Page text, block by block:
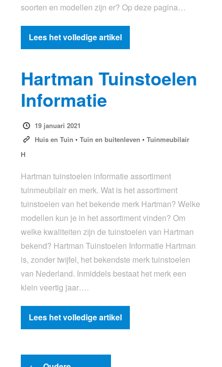
soorten en modellen zijn er? Op deze pagina…
Lees het volledige artikel
Hartman Tuinstoelen
Informatie
19 januari 2021
Huis en Tuin • Tuin en buitenleven • Tuinmeubilair
H
Hartman tuinstoelen informatie assortiment
tuinmeubilair en merk. Wat is het assortiment
tuinstoelen van het bekende merk Hartman? Welke
modellen kun je in het assortiment vinden? Om
welke kwaliteiten zijn de tuinstoelen van Hartman
bekend? Hartman Tuinstoelen Informatie Hartman
is, zonder twijfel, het bekendste merk tuinstoelen
van Nederland. Inmiddels bestaat het merk een
klein veertig jaar….
Lees het volledige artikel